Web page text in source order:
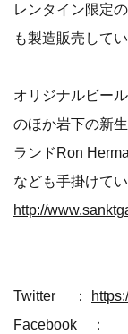
レンタイン限定
も製造販売してい
オリジナルビー
のほか岩下の新
ランドRon
なども手掛けてい
Twitter ：
Facebook ：